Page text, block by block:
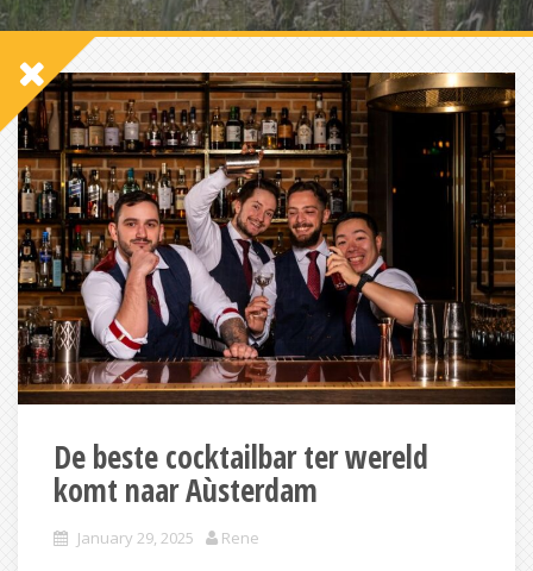
De beste cocktailbar ter wereld
komt naar Aùsterdam
January 29, 2025 Rene